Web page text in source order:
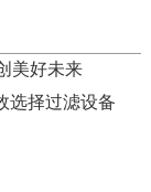
美好未来
选择过滤设备